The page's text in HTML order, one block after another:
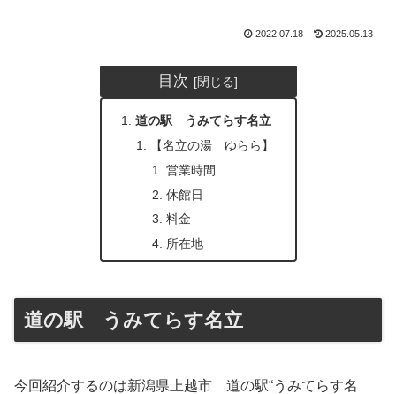
2022.07.18 2025.05.13
目次
道の駅 うみてらす名立
【名立の湯 ゆらら】
営業時間
休館日
料金
所在地
道の駅 うみてらす名立
今回紹介するのは新潟県上越市 道の駅“うみてらす名